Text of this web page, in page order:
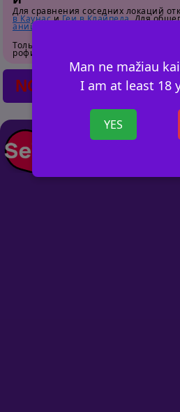
Man ne mažiau
I am at least 18
YES
Для сравнения соседних локаций
в КаунасиГеи в Клайпеда. Для
аницу категории
Только для взрослых. Перед
рофили.
NO POSTS FOUND